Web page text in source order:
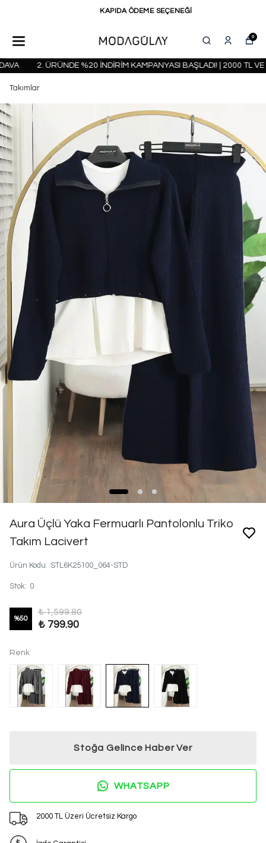
KAPIDA ÖDEME SEÇENEĞİ
0
2. ÜRÜNDE %20 İNDİRİM KAMPANYASI BAŞLADI! | 2000 TL VE
Takımlar
Aura Üçlü Yaka Fermuarlı Pantolonlu Triko
Takım Lacivert
Ürün Kodu: STL6K25100_064-STD
Stok: 0
%50
₺ 1,599.80
₺ 799.90
Renk
Stoğa Gelince Haber Ver
WHATSAPP
2000 TL Üzeri Ücretsiz Kargo